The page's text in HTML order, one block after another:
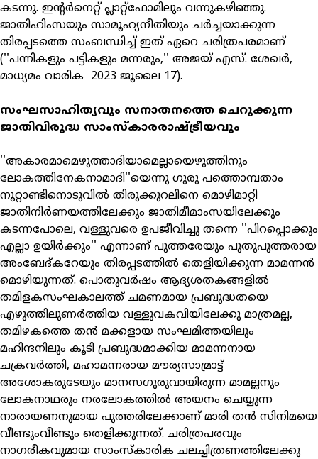
കടന്നു. ഇന്റര്‍നെറ്റ് പ്ലാറ്റ്ഫോമിലും വന്നുകഴിഞ്ഞു.
ജാതിഹിംസയും സാമൂഹ്യനീതിയും ചര്‍ച്ചയാക്കുന്ന
തിരപ്പടത്തെ സംബന്ധിച്ച് ഇത് ഏറെ ചരിത്രപരമാണ്
(''പന്നികളും പട്ടികളും മന്നരും,'' അജയ് എസ്. ശേഖര്‍,
മാധ്യമം വാരിക 2023 ജൂലൈ 17).
സംഘസാഹിത്യവും സനാതനത്തെ ചെറുക്കുന്ന
ജാതിവിരുദ്ധ സാംസ്‌കാരരാഷ്ട്രീയവും
''അകാരമാമെഴുത്താദിയാമെല്ലായെഴുത്തിനും
ലോകത്തിനേകനാമാദി''യെന്നു ഗുരു പത്തൊമ്പതാം
നൂറ്റാണ്ടിനൊടുവില്‍ തിരുക്കുറലിനെ മൊഴിമാറ്റി
ജാതിനിര്‍ണയത്തിലേക്കും ജാതിമീമാംസയിലേക്കും
കടന്നപോലെ, വള്ളുവരെ ഉപജീവിച്ചു തന്നെ ''പിറപ്പൊക്കും
എല്ലാ ഉയിര്‍ക്കും'' എന്നാണ് പുത്തരേയും പുതുപുത്തരായ
അംബേദ്കറേയും തിരപ്പടത്തില്‍ തെളിയിക്കുന്ന മാമന്നന്‍
മൊഴിയുന്നത്. പൊതുവര്‍ഷം ആദ്യശതകങ്ങളില്‍
തമിളകസംഘകാലത്ത് ചമണമായ പ്രബുദ്ധതയെ
എഴുത്തിലുണര്‍ത്തിയ വള്ളുവകവിയിലേക്കു മാത്രമല്ല,
തമിഴകത്തെ തന്‍ മക്കളായ സംഘമിത്തയിലും
മഹിന്ദനിലും കൂടി പ്രബുദ്ധമാക്കിയ മാമന്നനായ
ചക്രവര്‍ത്തി, മഹാമന്നരായ മൗര്യസാമ്രാട്ട്
അശോകരുടേയും മാനസഗുരുവായിരുന്ന മാമല്ലനും
ലോകനാഥരും നരലോകത്തില്‍ അയനം ചെയ്യുന്ന
നാരായണനുമായ പുത്തരിലേക്കാണ് മാരി തന്‍ സിനിമയെ
വീണ്ടുംവീണ്ടും തെളിക്കുന്നത്. ചരിത്രപരവും
നാഗരീകവുമായ സാംസ്‌കാരിക ചലച്ചിത്രണത്തിലേക്കു